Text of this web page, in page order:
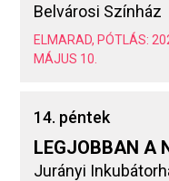
Belvárosi Színház
ELMARAD, PÓTLÁS:
MÁJUS 10.
14. péntek
LEGJOBBAN A
Jurányi